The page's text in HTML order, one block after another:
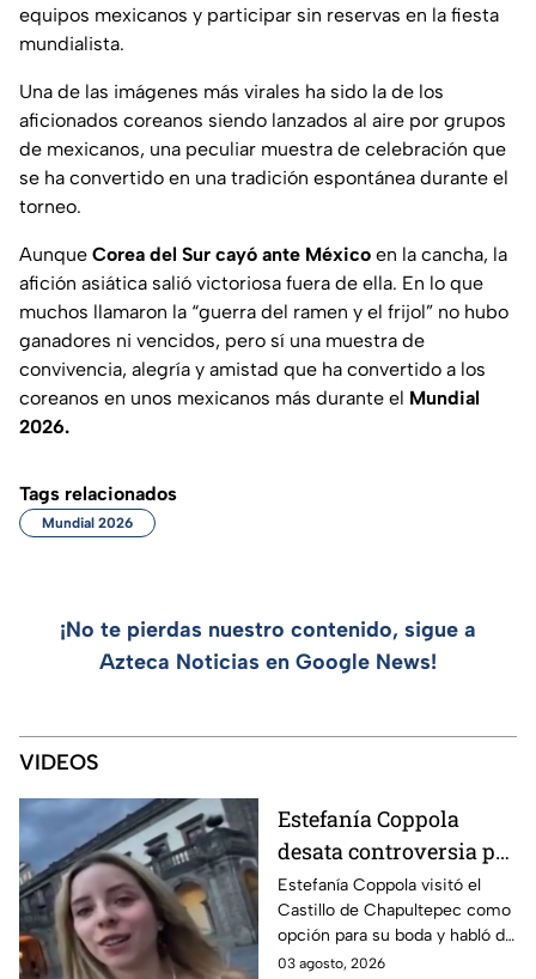
equipos mexicanos y participar sin reservas en la fiesta
mundialista.
Una de las imágenes más virales ha sido la de los
aficionados coreanos siendo lanzados al aire por grupos
de mexicanos, una peculiar muestra de celebración que
se ha convertido en una tradición espontánea durante el
torneo.
Aunque Corea del Sur cayó ante México en la cancha, la
afición asiática salió victoriosa fuera de ella. En lo que
muchos llamaron la “guerra del ramen y el frijol” no hubo
ganadores ni vencidos, pero sí una muestra de
convivencia, alegría y amistad que ha convertido a los
coreanos en unos mexicanos más durante el Mundial
2026.
Tags relacionados
Mundial 2026
¡No te pierdas nuestro contenido, sigue a
Azteca Noticias en Google News!
VIDEOS
Estefanía Coppola
desata controversia por
plan de boda en
Castillo de
Chapultepec; INAH
Estefanía Coppola visitó el
Castillo de Chapultepec como
opción para su boda y habló de
una renta de un millón de
03 agosto, 2026